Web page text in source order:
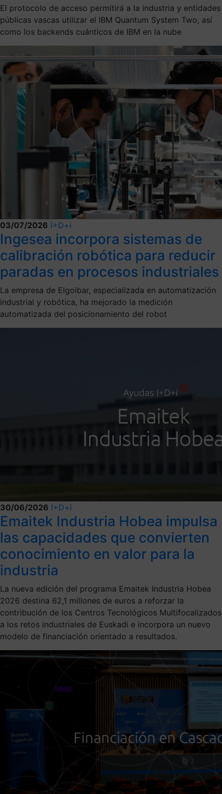
El protocolo de acceso permitirá a la industria y entidades
públicas vascas utilizar el IBM Quantum System Two, así
como los backends cuánticos de IBM en la nube
03/07/2026 I+D+i
Ingesea incorpora sistemas de
calibración robótica para reducir
paradas en procesos industriales
La empresa de Elgoibar, especializada en automatización
industrial y robótica, ha mejorado la medición
automatizada del posicionamiento del robot
30/06/2026 I+D+i
Emaitek Industria Hobea impulsa
las capacidades que convierten
conocimiento en valor para la
industria
La nueva edición del programa Emaitek Industria Hobea
2026 destina 62,1 millones de euros a reforzar la
contribución de los Centros Tecnológicos Multifocalizados
a los retos industriales de Euskadi e incorpora un nuevo
modelo de financiación orientado a resultados.